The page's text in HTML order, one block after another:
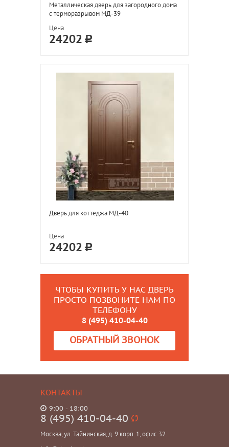
Металлическая дверь для загородного дома
с терморазрывом МД-39
Цена
24202
Дверь для коттеджа МД-40
Цена
24202
ЧТОБЫ КУПИТЬ У НАС ДВЕРЬ
ПРОСТО ПОЗВОНИТЕ НАМ ПО
ТЕЛЕФОНУ
8 (495) 410-04-40
ОБРАТНЫЙ ЗВОНОК
КОНТАКТЫ
9:00 - 18:00
8 (495) 410-04-40
Москва, ул. Тайнинская, д. 9 корп. 1, офис 32.